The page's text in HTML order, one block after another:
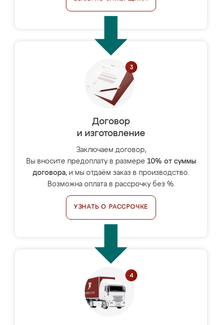
Договор
и изготовление
Заключаем договор,
Вы вносите предоплату в размере 10% от суммы
договора, и мы отдаём заказ в производство.
Возможна оплата в рассрочку без %.
УЗНАТЬ О РАССРОЧКЕ